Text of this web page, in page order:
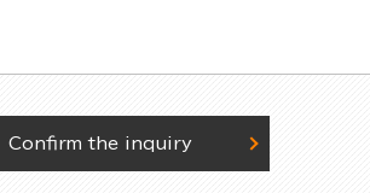
Confirm the inquiry